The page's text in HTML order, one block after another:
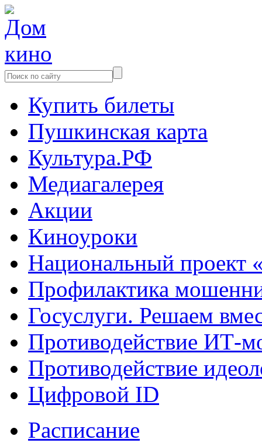
Купить билеты
Пушкинская карта
Культура.РФ
Медиагалерея
Акции
Киноуроки
Национальный проект
Профилактика
Госуслуги. Решаем
Противодействие ИТ-
Противодействие
Цифровой ID
Расписание